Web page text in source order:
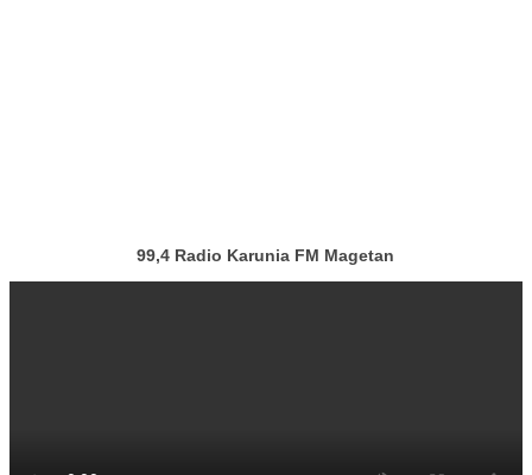
99,4 Radio Karunia FM Magetan